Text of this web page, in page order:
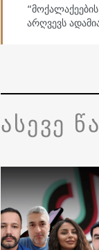
არღვევს
ასევე